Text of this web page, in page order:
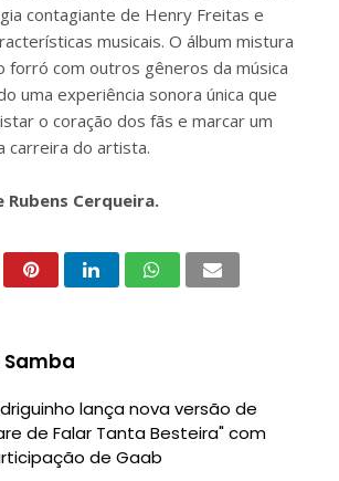
contagiante de Henry Freitas e
musicais. O álbum mistura
forró com outros gêneros da música
uma experiência sonora única que
o coração dos fãs e marcar um
carreira do artista.
Rubens Cerqueira.
Samba
lança nova versão de
de Falar Tanta Besteira" com
de Gaab